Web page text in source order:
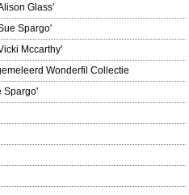
Glass'
Spargo'
Mccarthy'
Wonderfil Collectie
Spargo'